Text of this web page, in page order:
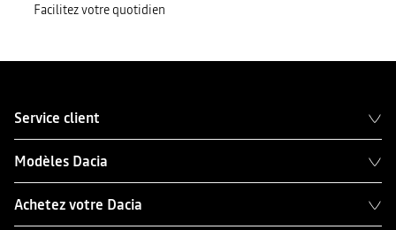
Facilitez votre quotidien
Service client
Modèles Dacia
Achetez votre Dacia